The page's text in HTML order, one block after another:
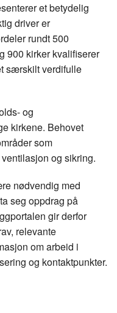
et betydelig
driver er
rundt 500
900 kirker kvalifiserer
særskilt verdifulle
og
kirkene. Behovet
som
og sikring.
nødvendig med
seg oppdrag på
gir derfor
relevante
om arbeid i
og kontaktpunkter.